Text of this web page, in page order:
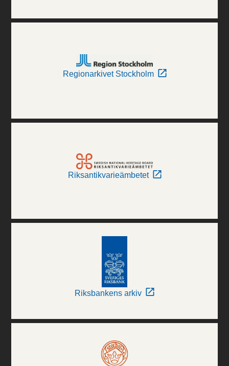
Regionarkivet Stockholm
Riksantikvarieämbetet
Riksbankens arkiv